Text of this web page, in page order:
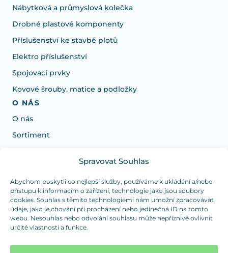
Spravovat Souhlas
Abychom poskytli co nejlepší služby, používáme k ukládání a/nebo
přístupu k informacím o zařízení, technologie jako jsou soubory
cookies. Souhlas s těmito technologiemi nám umožní zpracovávat
údaje, jako je chování při procházení nebo jedinečná ID na tomto
webu. Nesouhlas nebo odvolání souhlasu může nepříznivě ovlivnit
určité vlastnosti a funkce.
Nábytková a průmyslová kolečka
Drobné plastové komponenty
Příslušenství ke stavbě plotů
Elektro příslušenství
Spojovací prvky
Kovové šrouby, matice a podložky
O NÁS
O nás
Sortiment
Potrebujete poradiť s výberom?
Sme tu pre vás Pondelok-Štvrtok od: 7:30 - 15:30 hod
a Piatok od 7:30 - 14:30 hod
duranplast@duranplast.sk +421 0905 780 862
(platba iba v hotovosti)